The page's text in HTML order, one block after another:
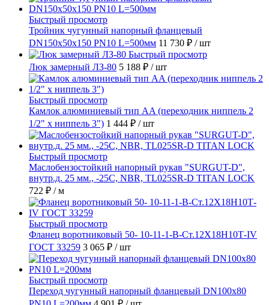
Быстрый просмотр
Тройник чугунный напорный фланцевый
DN150х50х150 PN10 L=500мм 11 730 ₽ / шт
Быстрый просмотр
Люк замерный ЛЗ-80 5 188 ₽ / шт
Быстрый просмотр
Камлок алюминиевый тип AA (переходник ниппель 2
1/2" х ниппель 3") 1 444 ₽ / шт
Быстрый просмотр
Маслобензостойкий напорный рукав "SURGUT-D",
внутр.д. 25 мм., -25C, NBR, TL025SR-D TITAN LOCK
722 ₽ / м
Быстрый просмотр
Фланец воротниковый 50- 10-11-1-B-Ст.12Х18Н10Т-IV
ГОСТ 33259 3 065 ₽ / шт
Быстрый просмотр
Переход чугунный напорный фланцевый DN100х80